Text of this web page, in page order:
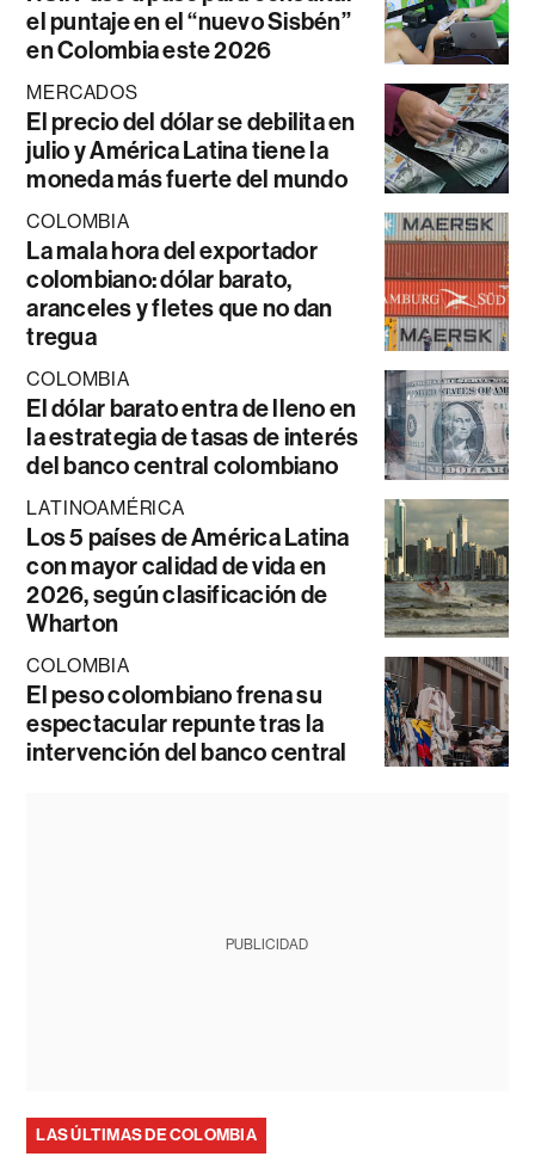
el puntaje en el “nuevo Sisbén”
en Colombia este 2026
MERCADOS
El precio del dólar se debilita en
julio y América Latina tiene la
moneda más fuerte del mundo
COLOMBIA
La mala hora del exportador
colombiano: dólar barato,
aranceles y fletes que no dan
tregua
COLOMBIA
El dólar barato entra de lleno en
la estrategia de tasas de interés
del banco central colombiano
LATINOAMÉRICA
Los 5 países de América Latina
con mayor calidad de vida en
2026, según clasificación de
Wharton
COLOMBIA
El peso colombiano frena su
espectacular repunte tras la
intervención del banco central
PUBLICIDAD
LAS ÚLTIMAS DE COLOMBIA